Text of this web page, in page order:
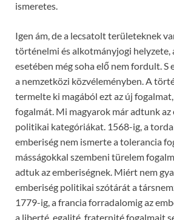
ismeretes.
Igen ám, de a lecsatolt területeknek
történelmi és alkotmányjogi helyzete,
esetében még soha elő nem fordult.
a nemzetközi közvéleményben. A
termelte ki magából ezt az új
fogalmát. Mi magyarok már adtunk az
politikai kategóriákat. 1568-ig, a
emberiség nem ismerte a tolerancia
másságokkal szembeni türelem
adtuk az emberiségnek. Miért nem
emberiség politikai szótárát a
1779-ig, a francia forradalomig az
a liberté, egalité, fraternité fogalmait